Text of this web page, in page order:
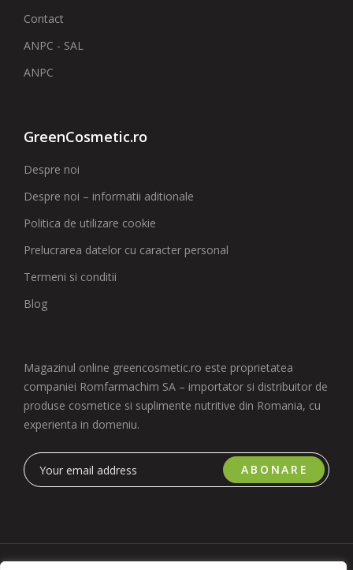
Contact
ANPC - SAL
ANPC
GreenCosmetic.ro
Despre noi
Despre noi – informatii aditionale
Politica de utilizare cookie
Prelucrarea datelor cu caracter personal
Termeni si conditii
Blog
Magazinul online greencosmetic.ro este proprietatea
companiei Romfarmachim SA – importator si distribuitor de
produse cosmetice si suplimente nutritive din Romania, cu
experienta in domeniu.
ABONARE